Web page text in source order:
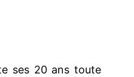
ses 20 ans toute